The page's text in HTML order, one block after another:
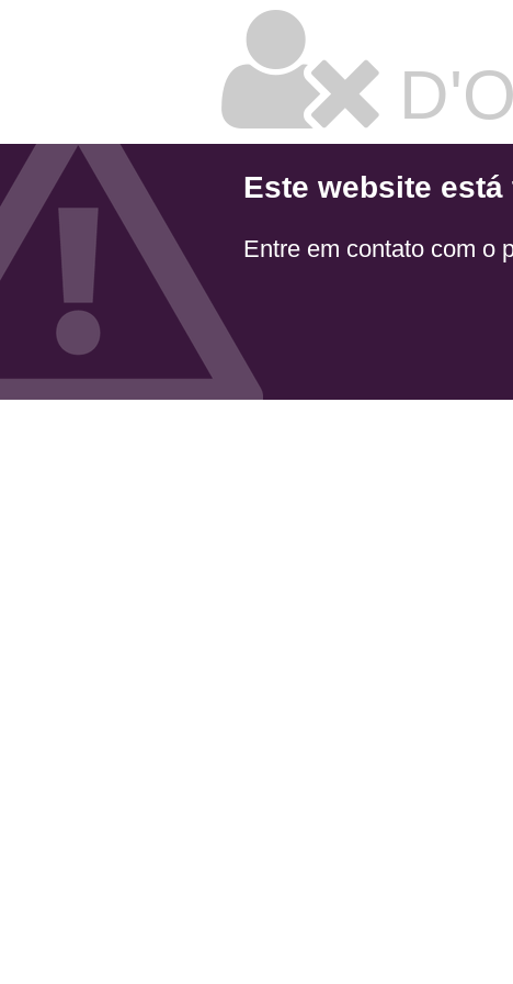
Este website
Entre em contato com o